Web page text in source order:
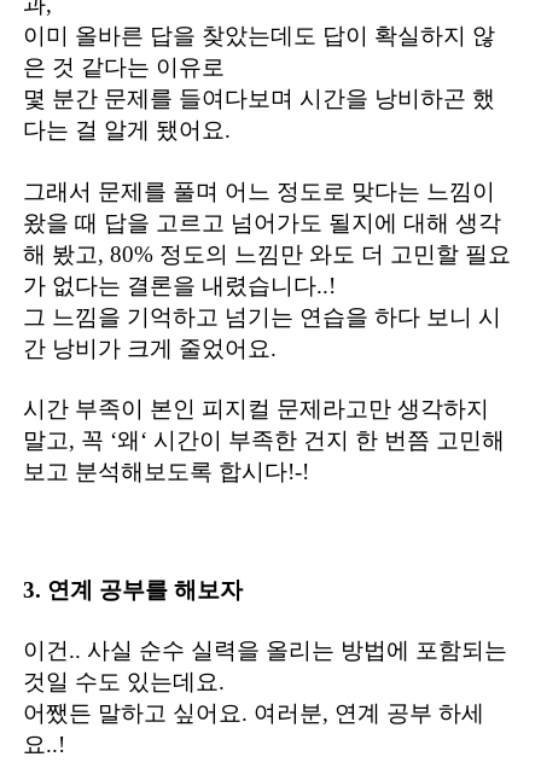
이미 올바른 답을 찾았는데도 답이 확실하지 않
은 것 같다는 이유로
몇 분간 문제를 들여다보며 시간을 낭비하곤 했
다는 걸 알게 됐어요.
그래서 문제를 풀며 어느 정도로 맞다는 느낌이
왔을 때 답을 고르고 넘어가도 될지에 대해 생각
해 봤고, 80% 정도의 느낌만 와도 더 고민할 필요
가 없다는 결론을 내렸습니다..!
그 느낌을 기억하고 넘기는 연습을 하다 보니 시
간 낭비가 크게 줄었어요.
시간 부족이 본인 피지컬 문제라고만 생각하지
말고, 꼭 ‘왜‘ 시간이 부족한 건지 한 번쯤 고민해
보고 분석해보도록 합시다!-!
3. 연계 공부를 해보자
이건.. 사실 순수 실력을 올리는 방법에 포함되는
것일 수도 있는데요.
어쨌든 말하고 싶어요. 여러분, 연계 공부 하세
요..!